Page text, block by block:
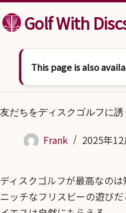
コンテンツへスキップ
Golf With
This page is also
友だちをディスクゴルフに
Frank 2025年12
ディスクゴルフが最高なの
ニッチなフリスビーの遊び